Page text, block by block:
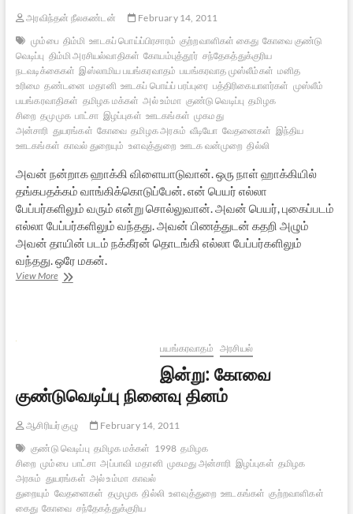
அரவிந்தன் நீலகண்டன்
February 14, 2011
மும்பை திம்மி ஊடகப் பொய்ப்பிரசாரம் குற்றவாளிகள் கைது கோவை குண்டு
வெடிப்பு திம்மி அரசியல்வாதிகள் கோயம்புத்தூர் சந்தேகத்துக்குரிய
நடவடிக்கைகள் இஸ்லாமிய பயங்கரவாதம் பயங்கரவாத முஸ்லீம்கள் மனித
உரிமை தண்டனை மதானி ஊடகப் பொய்ப் பரப்புரை பத்திரிகையாளர்கள் முஸ்லீம்
பயங்கரவாதிகள் தமிழக மக்கள் அல் உம்மா குண்டு வெடிப்பு தமிழக
சிறை தமுமுக பாட்சா இழப்புகள் ஊடகங்கள் முகமது
அன்சாரி துயரங்கள் கோவை தமிழக அரசும் வீடியோ வேதனைகள் இந்திய
ஊடகங்கள் காவல் துறையும் உளவுத்துறை ஊடக வன்முறை தில்லி
அவன் நன்றாக ஹாக்கி விளையாடுவான். ஒரு நாள் ஹாக்கியில்
தங்கபதக்கம் வாங்கிக்கொடுப்பேன். என் பெயர் எல்லா
பேப்பர்களிலும் வரும் என்று சொல்லுவான். அவன் பெயர், புகைப்படம்
எல்லா பேப்பர்களிலும் வந்தது. அவன் பிணத்துடன் கதறி அழும்
அவன் தாயின் படம் நக்கீரன் தொடங்கி எல்லா பேப்பர்களிலும்
வந்தது. ஒரே மகன்.
View Moreஇதுவும்
பயங்கரவாதம் அரசியல்
இன்று: கோவை
குண்டுவெடிப்பு நினைவு தினம்
ஆசிரியர் குழு
February 14, 2011
குண்டு வெடிப்பு தமிழக மக்கள் 1998 தமிழக
சிறை மும்பை பாட்சா அப்பாவி மதானி முகமது அன்சாரி இழப்புகள் தமிழக
அரசும் துயரங்கள் அல் உம்மா காவல்
துறையும் வேதனைகள் தமுமுக தில்லி உளவுத்துறை ஊடகங்கள் குற்றவாளிகள்
கைது கோவை சந்தேகத்துக்குரிய